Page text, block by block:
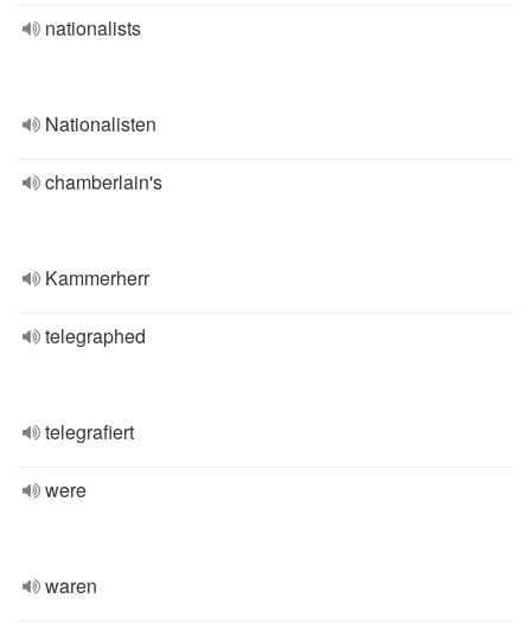
nationalists
Nationalisten
chamberlain's
Kammerherr
telegraphed
telegrafiert
were
waren